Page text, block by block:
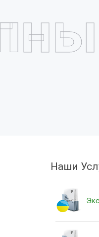
Наши